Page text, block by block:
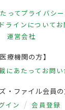
ってプライバシ
ラインについて
運営会社
医療機関の方】
にあたって お問
・ファイル会員の
イン 会員登録